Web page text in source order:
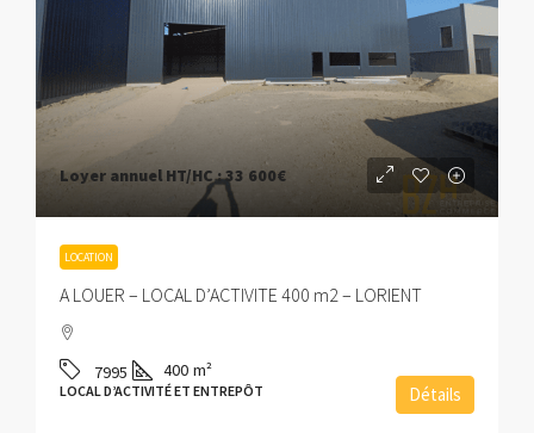
Loyer annuel HT/HC :33 600€
LOCATION
A LOUER – LOCAL D’ACTIVITE 400 m2 – LORIENT
7995 400 m²
LOCAL D’ACTIVITÉ ET ENTREPÔT Détails